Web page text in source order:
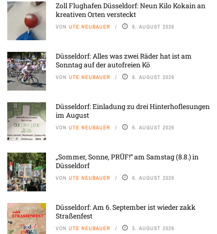
Zoll Flughafen Düsseldorf: Neun Kilo Kokain an
kreativen Orten versteckt
VON UTE NEUBAUER 6. AUGUST 2026
Düsseldorf: Alles was zwei Räder hat ist am
Sonntag auf der autofreien Kö
VON UTE NEUBAUER 6. AUGUST 2026
Düsseldorf: Einladung zu drei Hinterhoflesungen
im August
VON UTE NEUBAUER 6. AUGUST 2026
„Sommer, Sonne, PRÜF!“ am Samstag (8.8.) in
Düsseldorf
VON UTE NEUBAUER 6. AUGUST 2026
Düsseldorf: Am 6. September ist wieder zakk
Straßenfest
VON UTE NEUBAUER 5. AUGUST 2026